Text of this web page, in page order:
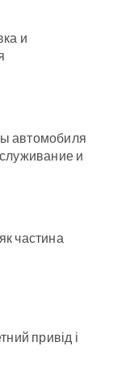
и
автомобиля
и
частина
привід і